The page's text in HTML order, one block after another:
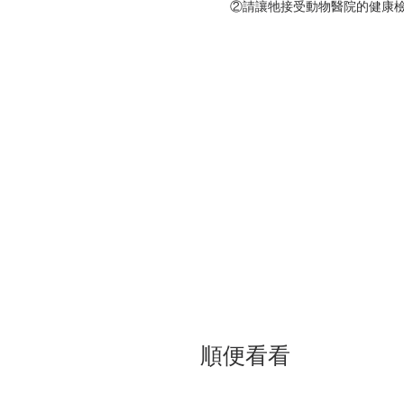
②請讓牠接受動物醫院的健康
| 目錄 |
順便看看